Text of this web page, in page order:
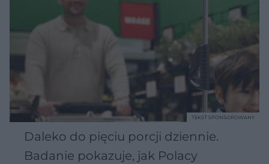
Daleko do pięciu porcji dziennie.
Badanie pokazuje, jak Polacy
TEKST SPONSOROWANY